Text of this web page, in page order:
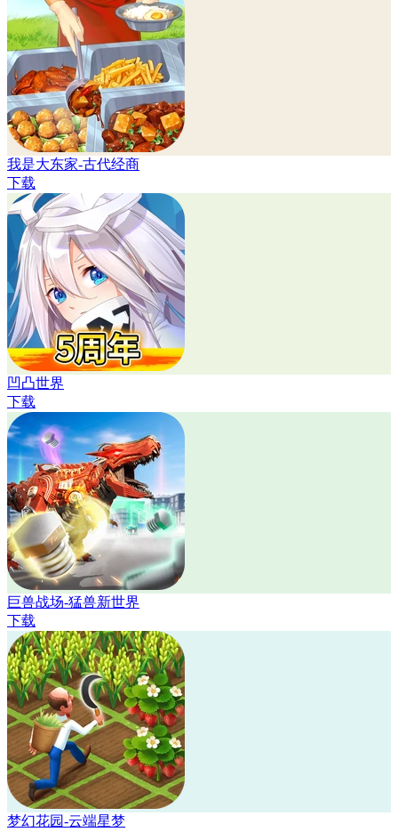
我是大东家-古代经商
下载
凹凸世界
下载
巨兽战场-猛兽新世界
下载
梦幻花园-云端星梦